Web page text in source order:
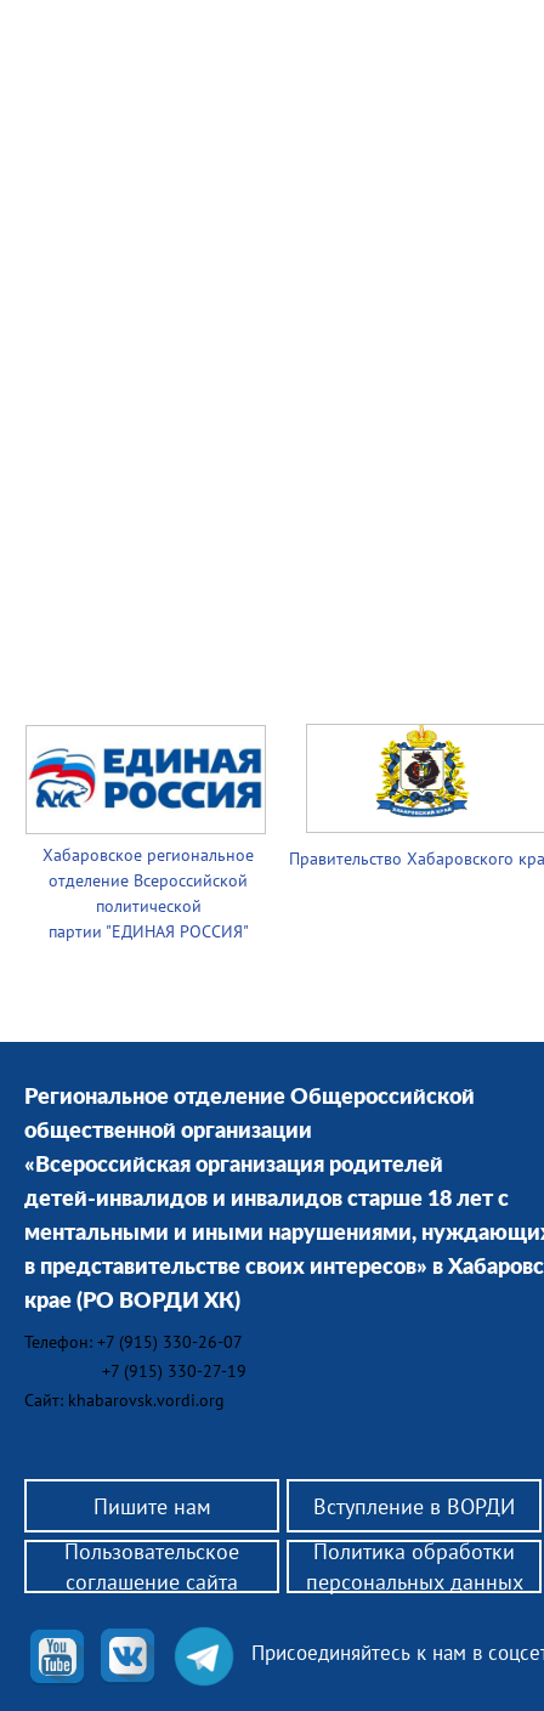
Хабаровское региональное
отделение Всероссийской
политической
партии "ЕДИНАЯ РОССИЯ"
Правительство Хабаровского
Региональное отделение Общероссийской
общественной организации
«Всероссийская организация родителей
детей-инвалидов и инвалидов старше 18 лет с
ментальными и иными нарушениями,
в представительстве своих интересов» в
крае (РО ВОРДИ ХК)
Телефон: +7 (915) 330-26-07
+7 (915) 330-27-19
Сайт: khabarovsk.vordi.org
Пишите нам Вступление в ВОРДИ
Присоединяйтесь к нам в
Пользовательское
соглашение сайта
Политика обработки
персональных данных